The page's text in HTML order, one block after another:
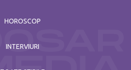
HOROSCOP
INTERVIURI